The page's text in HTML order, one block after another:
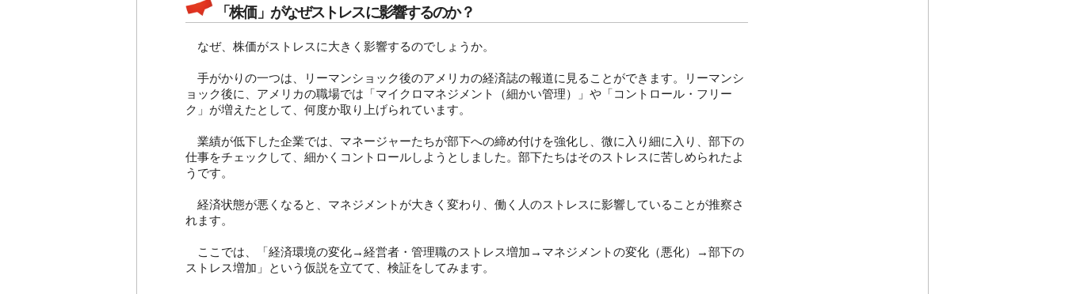
「株価」がなぜストレスに影響するのか？
なぜ、株価がストレスに大きく影響するのでしょうか。
手がかりの一つは、リーマンショック後のアメリカの経済誌の報道に見ることができます。リーマンシ
ョック後に、アメリカの職場では「マイクロマネジメント（細かい管理）」や「コントロール・フリー
ク」が増えたとして、何度か取り上げられています。
業績が低下した企業では、マネージャーたちが部下への締め付けを強化し、微に入り細に入り、部下の
仕事をチェックして、細かくコントロールしようとしました。部下たちはそのストレスに苦しめられたよ
うです。
経済状態が悪くなると、マネジメントが大きく変わり、働く人のストレスに影響していることが推察さ
れます。
ここでは、「経済環境の変化→経営者・管理職のストレス増加→マネジメントの変化（悪化）→部下の
ストレス増加」という仮説を立てて、検証をしてみます。